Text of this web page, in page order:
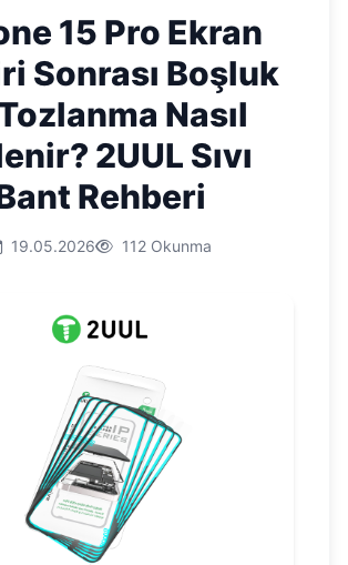
15 Pro Ekran
Sonrası Boşluk
Nasıl
2UUL Sıvı
Rehberi
19.05.2026 112 Okunma